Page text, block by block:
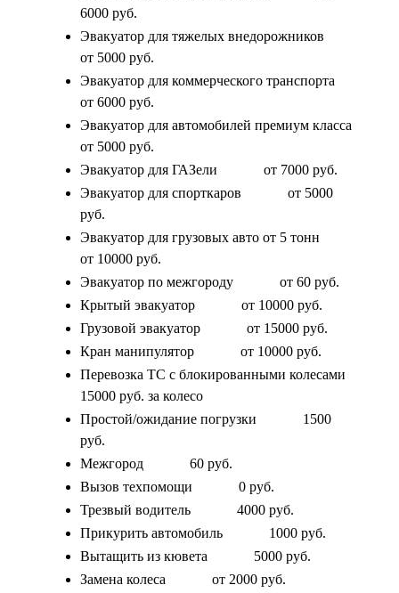
6000 руб.
Эвакуатор для тяжелых внедорожников
от 5000 руб.
Эвакуатор для коммерческого транспорта
от 6000 руб.
Эвакуатор для автомобилей премиум класса
от 5000 руб.
Эвакуатор для ГАЗели
от 7000 руб.
Эвакуатор для спорткаров
от 5000
руб.
Эвакуатор для грузовых авто от 5 тонн
от 10000 руб.
Эвакуатор по межгороду
от 60 руб.
Крытый эвакуатор
от 10000 руб.
Грузовой эвакуатор
от 15000 руб.
Кран манипулятор
от 10000 руб.
Перевозка ТС с блокированными колесами
15000 руб. за колесо
Простой/ожидание погрузки
1500
руб.
Межгород
60 руб.
Вызов техпомощи
0 руб.
Трезвый водитель
4000 руб.
Прикурить автомобиль
1000 руб.
Вытащить из кювета
5000 руб.
Замена колеса
от 2000 руб.